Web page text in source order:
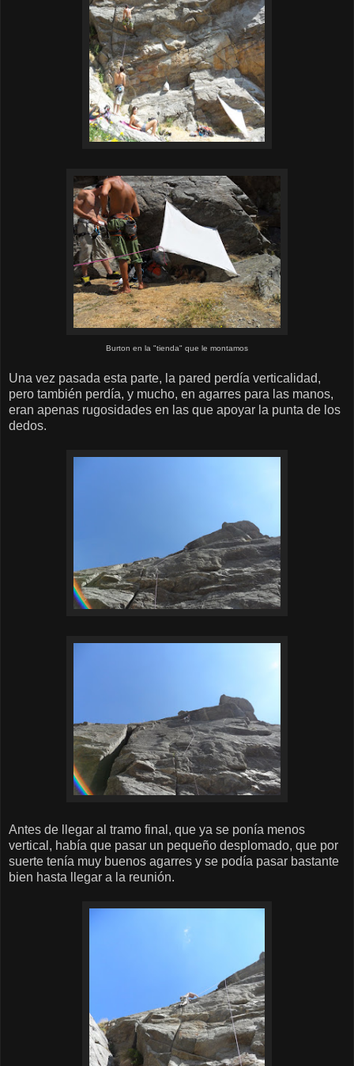
Burton en la "tienda" que le montamos
Una vez pasada esta parte, la pared perdía verticalidad,
pero también perdía, y mucho, en agarres para las manos,
eran apenas rugosidades en las que apoyar la punta de los
dedos.
Antes de llegar al tramo final, que ya se ponía menos
vertical, había que pasar un pequeño desplomado, que por
suerte tenía muy buenos agarres y se podía pasar bastante
bien hasta llegar a la reunión.